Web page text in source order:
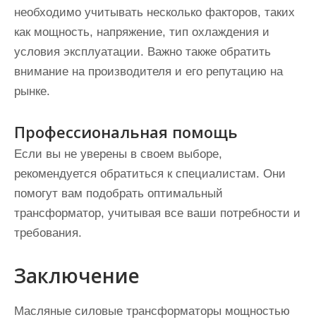
необходимо учитывать несколько факторов, таких
как мощность, напряжение, тип охлаждения и
условия эксплуатации. Важно также обратить
внимание на производителя и его репутацию на
рынке.
Профессиональная помощь
Если вы не уверены в своем выборе,
рекомендуется обратиться к специалистам. Они
помогут вам подобрать оптимальный
трансформатор, учитывая все ваши потребности и
требования.
Заключение
Масляные силовые трансформаторы мощностью